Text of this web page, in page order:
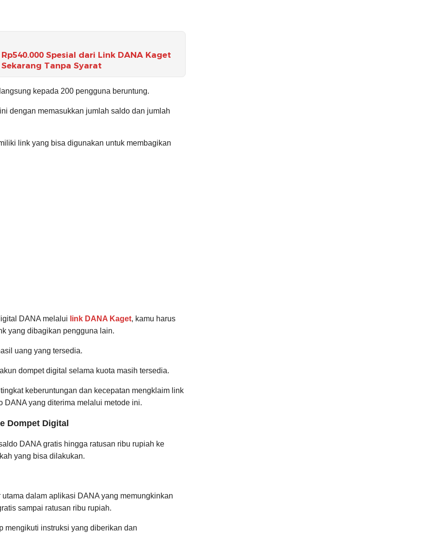
Spesial dari Link DANA Kaget
Tanpa Syarat
kepada 200 pengguna beruntung.
dengan memasukkan jumlah saldo dan jumlah
link yang bisa digunakan untuk membagikan
DANA melalui link DANA Kaget, kamu harus
yang dibagikan pengguna lain.
uang yang tersedia.
dompet digital selama kuota masih tersedia.
keberuntungan dan kecepatan mengklaim link
DANA yang diterima melalui metode ini.
Dompet Digital
DANA gratis hingga ratusan ribu rupiah ke
yang bisa dilakukan.
dalam aplikasi DANA yang memungkinkan
sampai ratusan ribu rupiah.
mengikuti instruksi yang diberikan dan